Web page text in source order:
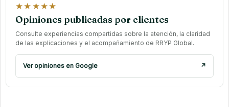
★★★★★
Opiniones publicadas por clientes
Consulte experiencias compartidas sobre la atención, la claridad
de las explicaciones y el acompañamiento de RRYP Global.
Ver opiniones en Google ↗